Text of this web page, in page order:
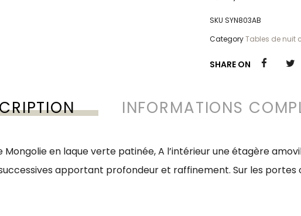
SKU SYN803AB
CategoryTables de nuit
SHARE ON
INFORMATIONS
Mongolie en laque verte patinée, A l’intérieur une étagère
apportant profondeur et raffinement. Sur les portes